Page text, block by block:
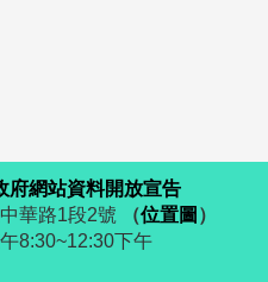
府網站資料開放宣告
華路1段2號
（位置圖 ）
8:30~12:30下午